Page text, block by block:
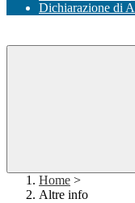
Dichiarazione di
Home >
Altre info